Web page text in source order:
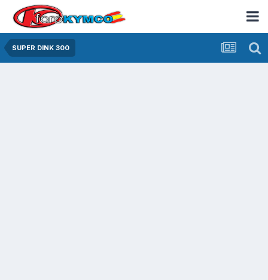
SUPER DINK 300